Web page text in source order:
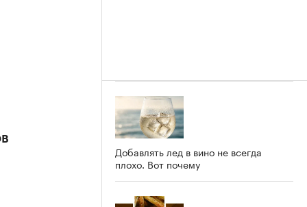
Добавлять лед в вино не всегда
плохо. Вот почему